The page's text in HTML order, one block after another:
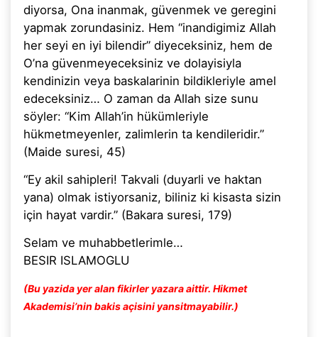
diyorsa, Ona inanmak, güvenmek ve geregini
yapmak zorundasiniz. Hem “inandigimiz Allah
her seyi en iyi bilendir” diyeceksiniz, hem de
O’na güvenmeyeceksiniz ve dolayisiyla
kendinizin veya baskalarinin bildikleriyle amel
edeceksiniz… O zaman da Allah size sunu
söyler: “Kim Allah’in hükümleriyle
hükmetmeyenler, zalimlerin ta kendileridir.”
(Maide suresi, 45)
“Ey akil sahipleri! Takvali (duyarli ve haktan
yana) olmak istiyorsaniz, biliniz ki kisasta sizin
için hayat vardir.” (Bakara suresi, 179)
Selam ve muhabbetlerimle…
BESIR ISLAMOGLU
(Bu yazida yer alan fikirler yazara aittir. Hikmet
Akademisi’nin bakis açisini yansitmayabilir.)